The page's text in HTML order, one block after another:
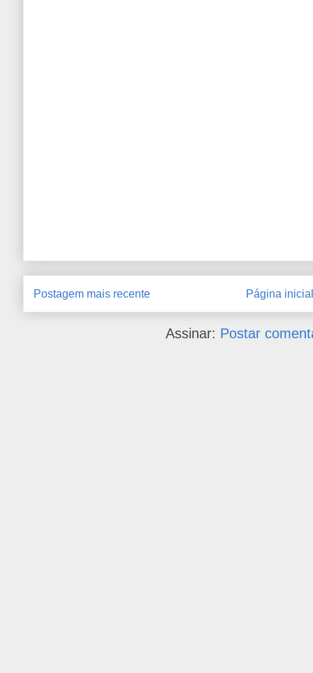
Postagem mais recente Página inicial
Assinar: Postar